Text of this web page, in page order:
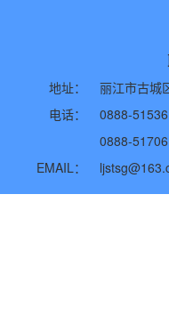
地址：
丽江市古城
电话：
0888-
0888-
EMAIL：